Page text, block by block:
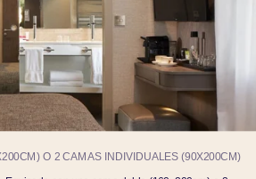
O 2 CAMAS INDIVIDUALES (90X200CM)